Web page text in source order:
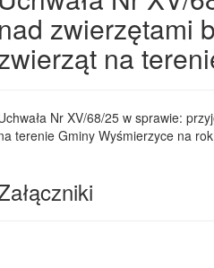
nad zwierzętami
na
Nr XV/68/25 w sprawie:
terenie Gminy Wyśmierzyce na